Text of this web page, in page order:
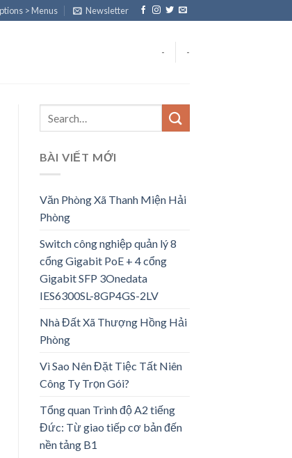
> Menus Newsletter
- -
BÀI VIẾT MỚI
Văn Phòng Xã Thanh Miện Hải
Phòng
Switch công nghiệp quản lý 8
cổng Gigabit PoE + 4 cổng
Gigabit SFP 3Onedata
IES6300SL-8GP4GS-2LV
Nhà Đất Xã Thượng Hồng Hải
Phòng
Vì Sao Nên Đặt Tiệc Tất Niên
Công Ty Trọn Gói?
Tổng quan Trình độ A2 tiếng
Đức: Từ giao tiếp cơ bản đến
nền tảng B1